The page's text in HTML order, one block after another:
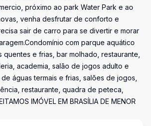
próximo ao park Water Park e ao
venha desfrutar de conforto e
sair de carro para se divertir e morar
com parque aquático
quentes e frias, bar molhado, restaurante,
academia, salão de jogos adulto e
águas termais e frias, salões de jogos,
restaurante, quadra de peteca,
IMÓVEL EM BRASÍLIA DE MENOR